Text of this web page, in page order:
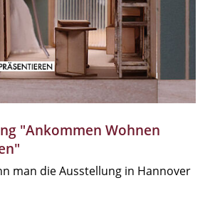
"Ankommen Wohnen
man die Ausstellung in Hannover